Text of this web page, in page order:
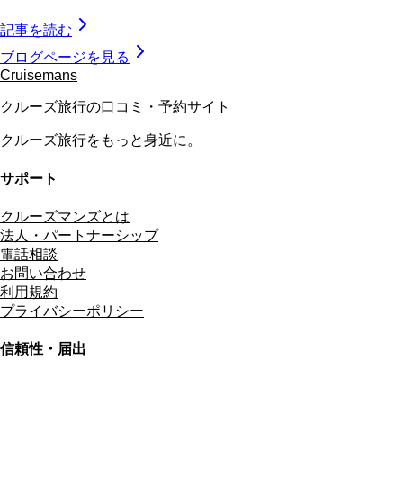
記事を読む
ブログページを見る
Cruisemans
クルーズ旅行の口コミ・予約サイト
クルーズ旅行をもっと身近に。
サポート
クルーズマンズとは
法人・パートナーシップ
電話相談
お問い合わせ
利用規約
プライバシーポリシー
信頼性・届出